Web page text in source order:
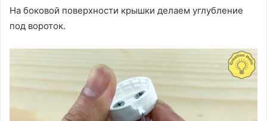
На боковой поверхности крышки делаем углубление
под вороток.